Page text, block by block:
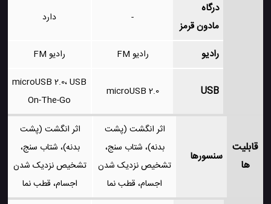
درگاه
مادون قرمز
- دارد
رادیو رادیو FM رادیو FM
USB
microUSB 2.0
microUSB 2.0، USB
On-The-Go
قابلیت
ها
سنسورها
اثر انگشت (پشت
بدنه)، شتاب سنج،
تشخیص نزدیک شدن
اجسام، قطب نما
اثر انگشت (پشت
بدنه)، شتاب سنج،
تشخیص نزدیک شدن
اجسام، قطب نما